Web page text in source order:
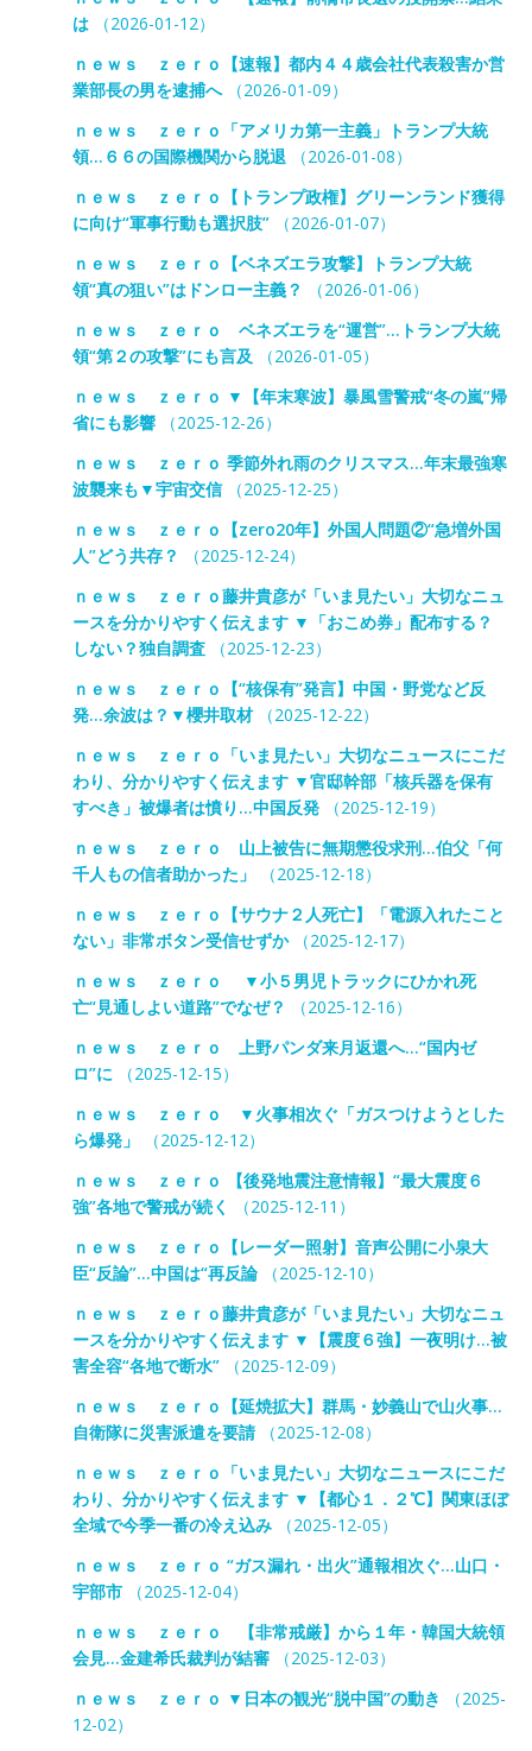
は（2026-01-12）
ｎｅｗｓ ｚｅｒｏ【速報】都内４４歳会社代表殺害か営
業部長の男を逮捕へ（2026-01-09）
ｎｅｗｓ ｚｅｒｏ「アメリカ第一主義」トランプ大統
領…６６の国際機関から脱退 （2026-01-08）
ｎｅｗｓ ｚｅｒｏ【トランプ政権】グリーンランド獲得
に向け“軍事行動も選択肢”（2026-01-07）
ｎｅｗｓ ｚｅｒｏ【ベネズエラ攻撃】トランプ大統
領“真の狙い”はドンロー主義？
（2026-01-06）
ｎｅｗｓ ｚｅｒｏ ベネズエラを“運営”…トランプ大統
領“第２の攻撃”にも言及
（2026-01-05）
ｎｅｗｓ ｚｅｒｏ ▼【年末寒波】暴風雪警戒“冬の嵐”帰
省にも影響（2025-12-26）
ｎｅｗｓ ｚｅｒｏ 季節外れ雨のクリスマス…年末最強寒
波襲来も▼宇宙交信（2025-12-25）
ｎｅｗｓ ｚｅｒｏ【zero20年】外国人問題②“急増外国
人”どう共存？
（2025-12-24）
ｎｅｗｓ ｚｅｒｏ藤井貴彦が「いま見たい」大切なニュ
ースを分かりやすく伝えます ▼「おこめ券」配布する？
しない？独自調査（2025-12-23）
ｎｅｗｓ ｚｅｒｏ【“核保有”発言】中国・野党など反
発…余波は？▼櫻井取材（2025-12-22）
ｎｅｗｓ ｚｅｒｏ「いま見たい」大切なニュースにこだ
わり、分かりやすく伝えます ▼官邸幹部「核兵器を保有
すべき」被爆者は憤り…中国反発（2025-12-19）
ｎｅｗｓ ｚｅｒｏ 山上被告に無期懲役求刑…伯父「何
千人もの信者助かった」
（2025-12-18）
ｎｅｗｓ ｚｅｒｏ【サウナ２人死亡】「電源入れたこと
ない」非常ボタン受信せずか（2025-12-17）
ｎｅｗｓ ｚｅｒｏ ▼小５男児トラックにひかれ死
亡“見通しよい道路”でなぜ？
（2025-12-16）
ｎｅｗｓ ｚｅｒｏ 上野パンダ来月返還へ…“国内ゼ
ロ”に （2025-12-15）
ｎｅｗｓ ｚｅｒｏ ▼火事相次ぐ「ガスつけようとした
ら爆発」
（2025-12-12）
ｎｅｗｓ ｚｅｒｏ 【後発地震注意情報】“最大震度６
強”各地で警戒が続く
（2025-12-11）
ｎｅｗｓ ｚｅｒｏ【レーダー照射】音声公開に小泉大
臣“反論”…中国は“再反論（2025-12-10）
ｎｅｗｓ ｚｅｒｏ藤井貴彦が「いま見たい」大切なニュ
ースを分かりやすく伝えます ▼【震度６強】一夜明け…被
害全容“各地で断水”（2025-12-09）
ｎｅｗｓ ｚｅｒｏ【延焼拡大】群馬・妙義山で山火事…
自衛隊に災害派遣を要請（2025-12-08）
ｎｅｗｓ ｚｅｒｏ「いま見たい」大切なニュースにこだ
わり、分かりやすく伝えます ▼【都心１．２℃】関東ほぼ
全域で今季一番の冷え込み（2025-12-05）
ｎｅｗｓ ｚｅｒｏ “ガス漏れ・出火”通報相次ぐ…山口・
宇部市（2025-12-04）
ｎｅｗｓ ｚｅｒｏ 【非常戒厳】から１年・韓国大統領
会見…金建希氏裁判が結審（2025-12-03）
ｎｅｗｓ ｚｅｒｏ ▼日本の観光“脱中国”の動き
（2025-
12-02）